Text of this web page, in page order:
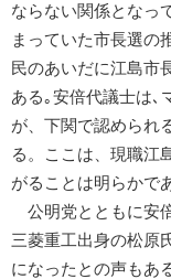
ならない関係となっ
まっていた市長選の
民のあいだに江島市
ある｡安倍代議士は､
が、下関で認められ
る。ここは、現職江
がることは明らかで
公明党とともに安
三菱重工出身の松原
になったとの声もあ